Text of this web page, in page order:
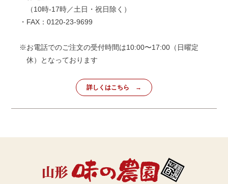
（10時-17時／土日・祝日除く）
・FAX：0120-23-9699
※お電話でのご注文の受付時間は10:00〜17:00（日曜定
休）となっております
詳しくはこちら